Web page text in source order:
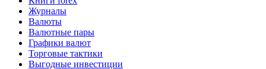
Журналы
Валюты
Валютные пары
Графики валют
Торговые тактики
Выгодные инвестиции